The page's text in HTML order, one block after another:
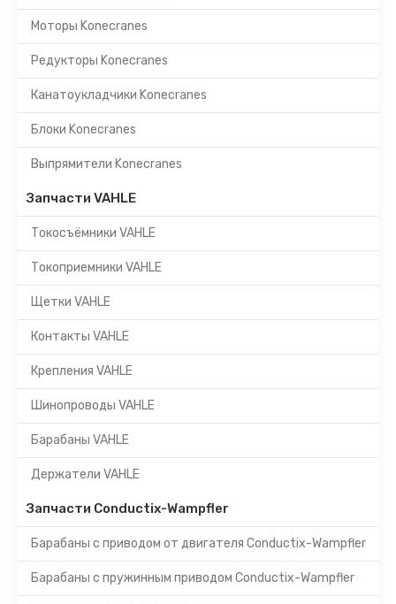
Моторы Konecranes
Редукторы Konecranes
Канатоукладчики Konecranes
Блоки Konecranes
Выпрямители Konecranes
Запчасти VAHLE
Токосъёмники VAHLE
Токоприемники VAHLE
Щетки VAHLE
Контакты VAHLE
Крепления VAHLE
Шинопроводы VAHLE
Барабаны VAHLE
Держатели VAHLE
Запчасти Conductix-Wampfler
Барабаны с приводом от двигателя Conductix-Wampfler
Барабаны с пружинным приводом Conductix-Wampfler